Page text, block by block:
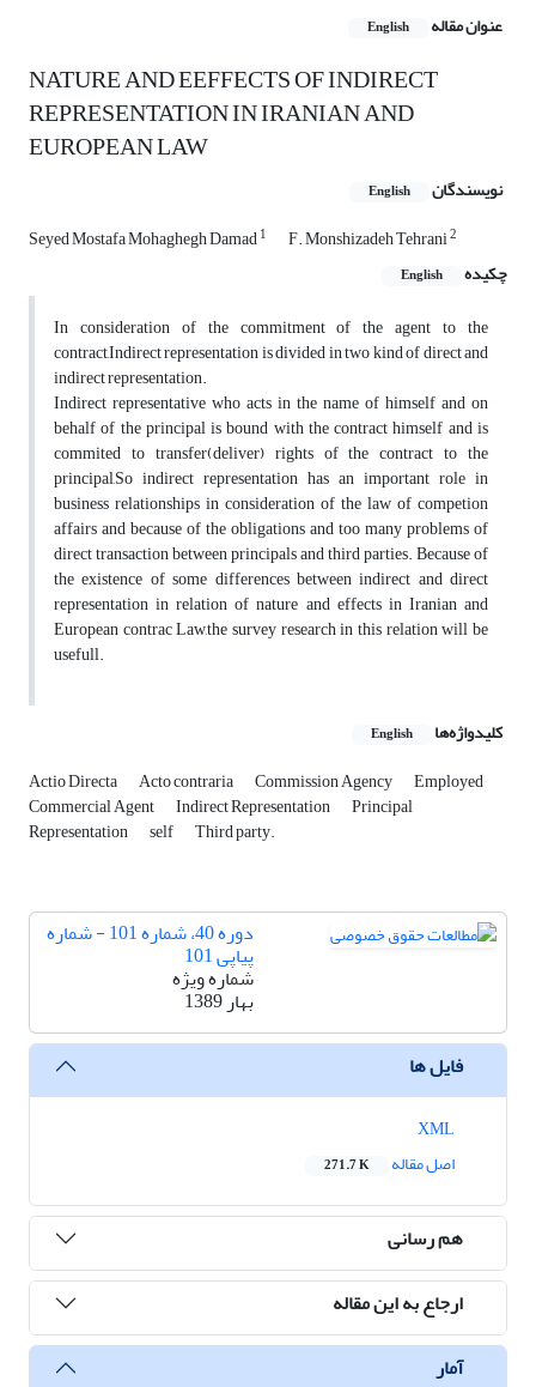
عنوان مقاله English
NATURE AND EEFFECTS OF INDIRECT
REPRESENTATION IN IRANIAN AND
EUROPEAN LAW
نویسندگان English
Seyed Mostafa Mohaghegh Damad1 F. Monshizadeh Tehrani2
چکیده English
In consideration of the commitment of the agent to the
contract,Indirect representation is divided in two kind of direct and
indirect representation.
Indirect representative who acts in the name of himself and on
behalf of the principal is bound with the contract himself and is
commited to transfer(deliver) rights of the contract to the
principal,So indirect representation has an important role in
business relationships in consideration of the law of competion
affairs and because of the obligations and too many problems of
direct transaction between principals and third parties. Because of
the existence of some differences between indirect and direct
representation in relation of nature and effects in Iranian and
European contrac Law,the survey research in this relation will be
usefull.
کلیدواژه‌ها English
Actio Directa Acto contraria Commission Agency Employed
Commercial Agent Indirect Representation Principal
Representation self Third party.
دوره 40، شماره 101 - شماره
پیاپی 101
شماره ویژه
بهار 1389
فایل ها
اصل مقاله
271.7 K
هم رسانی
ارجاع به این مقاله
آمار